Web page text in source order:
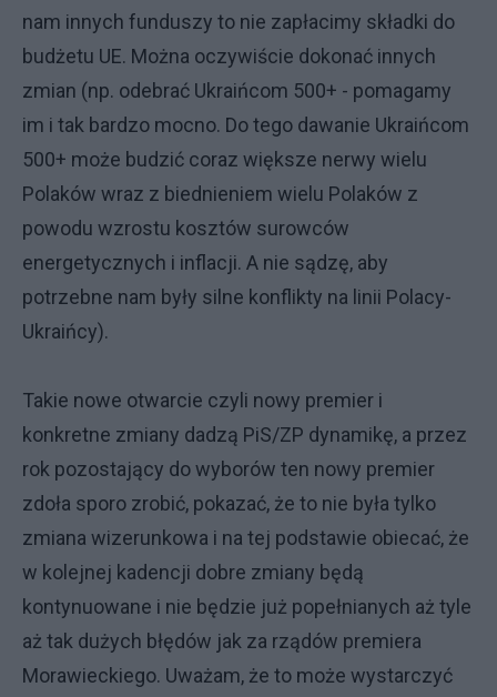
nam innych funduszy to nie zapłacimy składki do
budżetu UE. Można oczywiście dokonać innych
zmian (np. odebrać Ukraińcom 500+ - pomagamy
im i tak bardzo mocno. Do tego dawanie Ukraińcom
500+ może budzić coraz większe nerwy wielu
Polaków wraz z biednieniem wielu Polaków z
powodu wzrostu kosztów surowców
energetycznych i inflacji. A nie sądzę, aby
potrzebne nam były silne konflikty na linii Polacy-
Ukraińcy).
Takie nowe otwarcie czyli nowy premier i
konkretne zmiany dadzą PiS/ZP dynamikę, a przez
rok pozostający do wyborów ten nowy premier
zdoła sporo zrobić, pokazać, że to nie była tylko
zmiana wizerunkowa i na tej podstawie obiecać, że
w kolejnej kadencji dobre zmiany będą
kontynuowane i nie będzie już popełnianych aż tyle
aż tak dużych błędów jak za rządów premiera
Morawieckiego. Uważam, że to może wystarczyć